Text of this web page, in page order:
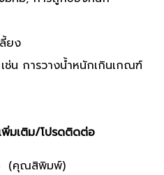
ยง
เช่น การวางน้ำหนักเกินเกณฑ์
พิ่มเติม/โปรดติดต่อ
(คุณสิพิมพ์)